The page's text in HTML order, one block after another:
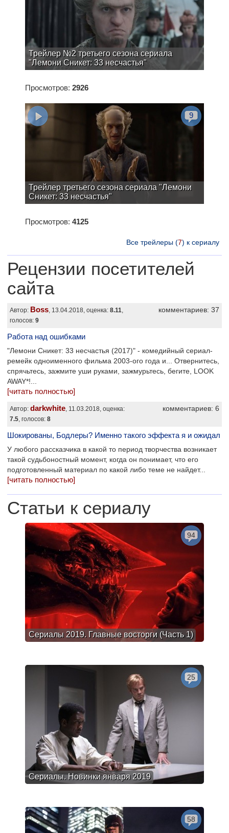
Трейлер №2 третьего сезона сериала
"Лемони Сникет: 33 несчастья"
Просмотров: 2926
Трейлер третьего сезона сериала "Лемони
Сникет: 33 несчастья"
9
Просмотров: 4125
Все трейлеры (7) к сериалу
Рецензии посетителей
сайта
Автор: Boss, 13.04.2018, оценка: 8.11,
голосов: 9
комментариев: 37
Работа над ошибками
"Лемони Сникет: 33 несчастья (2017)" - комедийный сериал-
ремейк одноименного фильма 2003-ого года и... Отвернитесь,
спрячьтесь, зажмите уши руками, зажмурьтесь, бегите, LOOK
AWAY*!...
[читать полностью]
Автор: darkwhite, 11.03.2018, оценка:
7.5, голосов: 8
комментариев: 6
Шокированы, Бодлеры? Именно такого эффекта я и ожидал
У любого рассказчика в какой то период творчества возникает
такой судьбоностный момент, когда он понимает, что его
подготовленный материал по какой либо теме не найдет...
[читать полностью]
Статьи к сериалу
Сериалы 2019. Главные восторги (Часть 1)
94
Сериалы. Новинки января 2019
25
58